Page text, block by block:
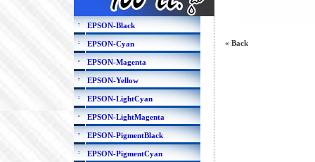
EPSON-Black
EPSON-Cyan
EPSON-Magenta
EPSON-Yellow
EPSON-LightCyan
EPSON-LightMagenta
EPSON-PigmentBlack
EPSON-PigmentCyan
« Back